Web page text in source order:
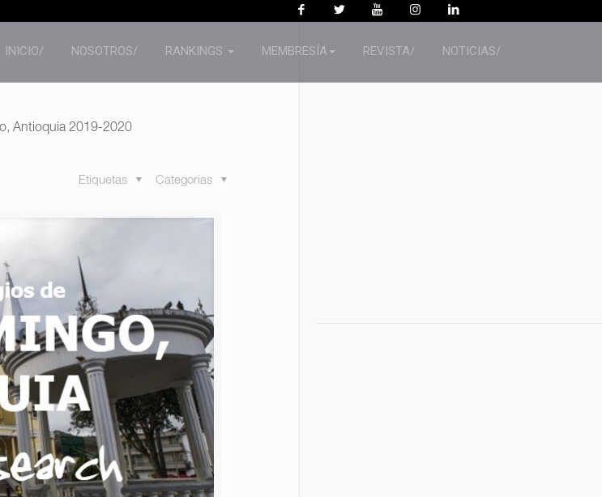
INICIO/ NOSOTROS/ RANKINGS MEMBRESÍA REVISTA/ NOTICIAS/
Antioquia 2019-2020
Categorias
Etiquetas